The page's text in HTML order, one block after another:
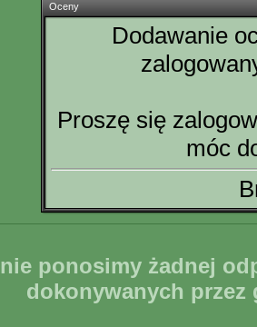
Oceny
Dodawanie
Proszę się
móc
nie ponosimy żadnej
dokonywanych